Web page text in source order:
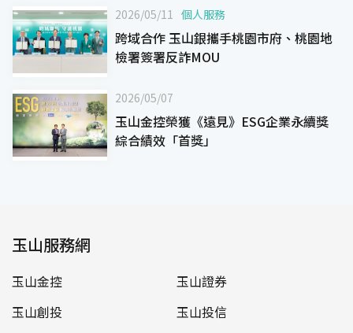
2026/05/11 個人服務
跨域合作 玉山銀攜手桃園市府、桃園地
檢署簽署反詐MOU
2026/05/07
玉山金控榮獲《遠見》ESG企業永續獎
綜合績效「首獎」
玉山服務網
玉山金控
玉山證券
玉山創投
玉山投信